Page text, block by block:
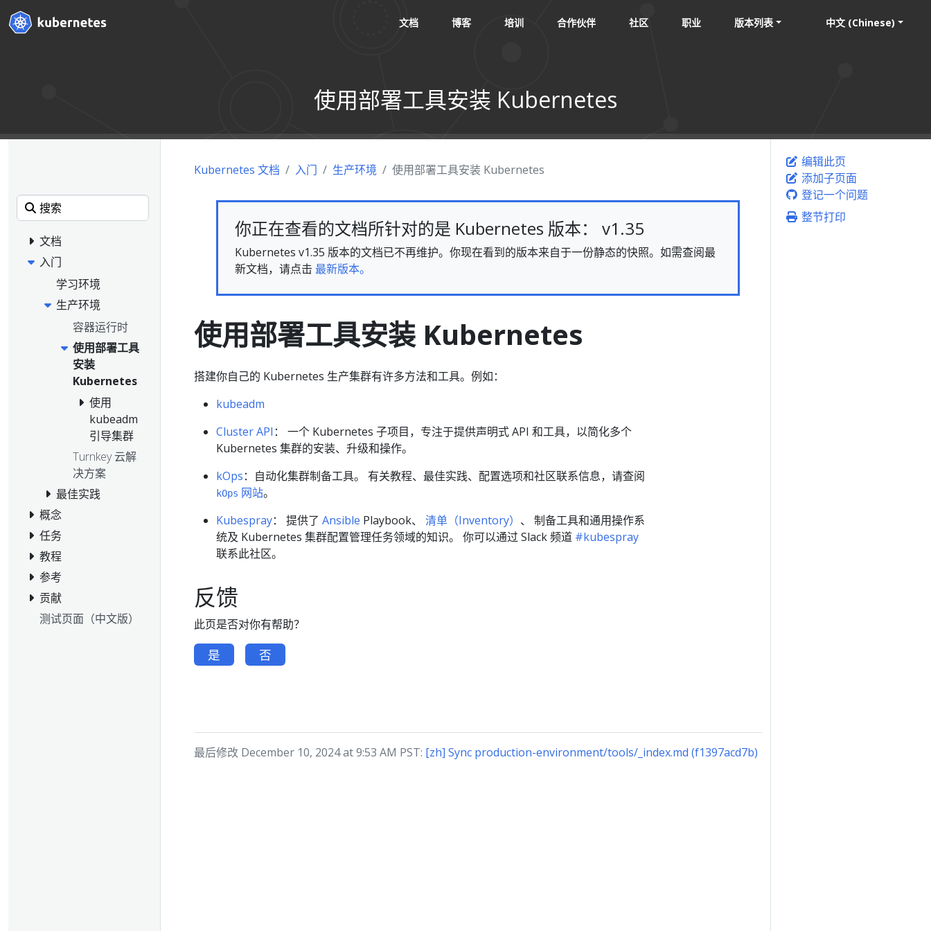
文档 博客 培训 合作伙伴 社区 职业 版本列表 中文 (Chinese)
使用部署工具安装 Kubernetes
文档
入门
学习环境
生产环境
容器运行时
使用部署工具
安装
Kubernetes
使用
kubeadm
引导集群
Turnkey 云解
决方案
最佳实践
概念
任务
教程
参考
贡献
测试页面（中文版）
编辑此页
添加子页面
登记一个问题
整节打印
Kubernetes 文档 入门 生产环境 使用部署工具安装 Kubernetes
你正在查看的文档所针对的是 Kubernetes 版本： v1.35
Kubernetes v1.35 版本的文档已不再维护。你现在看到的版本来自于一份静态的快照。如需查阅最
新文档，请点击 最新版本。
使用部署工具安装 Kubernetes
搭建你自己的 Kubernetes 生产集群有许多方法和工具。例如：
kubeadm
Cluster API ： 一个 Kubernetes 子项目，专注于提供声明式 API 和工具，以简化多个
Kubernetes 集群的安装、升级和操作。
kOps：自动化集群制备工具。 有关教程、最佳实践、配置选项和社区联系信息，请查阅
kOps 网站。
Kubespray： 提供了 Ansible Playbook、 清单（Inventory） 、 制备工具和通用操作系
统及 Kubernetes 集群配置管理任务领域的知识。 你可以通过 Slack 频道 #kubespray
联系此社区。
反馈
此页是否对你有帮助？
是 否
最后修改 December 10, 2024 at 9:53 AM PST: [zh] Sync production-environment/tools/_index.md (f1397acd7b)